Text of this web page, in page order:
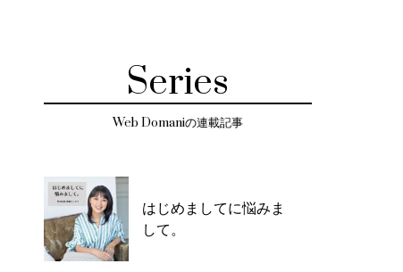
Series
Web Domaniの連載記事
はじめましてに悩みま
して。